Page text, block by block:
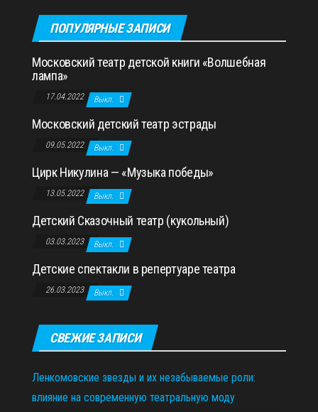
ПОПУЛЯРНЫЕ ЗАПИСИ
Московский театр детской книги «Волшебная
лампа»
17.04.2022 Выкл.
Московский детский театр эстрады
09.05.2022 Выкл.
Цирк Никулина — «Музыка победы»
13.05.2022 Выкл.
Детский Сказочный театр (кукольный)
03.03.2023 Выкл.
Детские спектакли в репертуаре театра
26.03.2023 Выкл.
СВЕЖИЕ ЗАПИСИ
Ленкомовские звезды и их незабываемые роли:
влияние на современную театральную моду